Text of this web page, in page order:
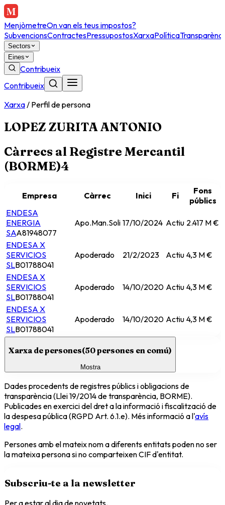
MenjòmetreOn van els teus impostos?
SubvencionsContractesPressupostosXarxaPolítica
Sectors
Eines
Contribueix
Contribueix
Xarxa/ Perfil de persona
LOPEZ ZURITA ANTONIO
Càrrecs al Registre Mercantil
(BORME)4
Empresa Càrrec Inici Fi
Fons
públics
ENDESA
ENERGIA
SAA81948077
Apo.Man.Soli 17/10/2024 Actiu 2.417 M €
ENDESA X
SERVICIOS
SLB01788041
Apoderado 21/2/2023 Actiu 4,3 M €
ENDESA X
SERVICIOS
SLB01788041
Apoderado 14/10/2020 Actiu 4,3 M €
ENDESA X
SERVICIOS
SLB01788041
Apoderado 14/10/2020 Actiu 4,3 M €
Xarxa de persones(50persones en comú)
Mostra
Dades procedents de registres públics i obligacions de
transparència (Llei 19/2014 de transparència, BORME).
Publicades en exercici del dret a la informació i fiscalització de
la despesa pública (RGPD Art. 6.1.e). Més informació a l'avís
legal.
Persones amb el mateix nom a diferents entitats poden no ser
la mateixa persona si no comparteixen CIF d'entitat.
Subscriu-te a la newsletter